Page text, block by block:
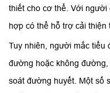
thiết cho cơ thể. Với người
hợp có thể hỗ trợ cải thiện
Tuy nhiên, người mắc tiểu
đường hoặc không
soát đường huyết. Một số